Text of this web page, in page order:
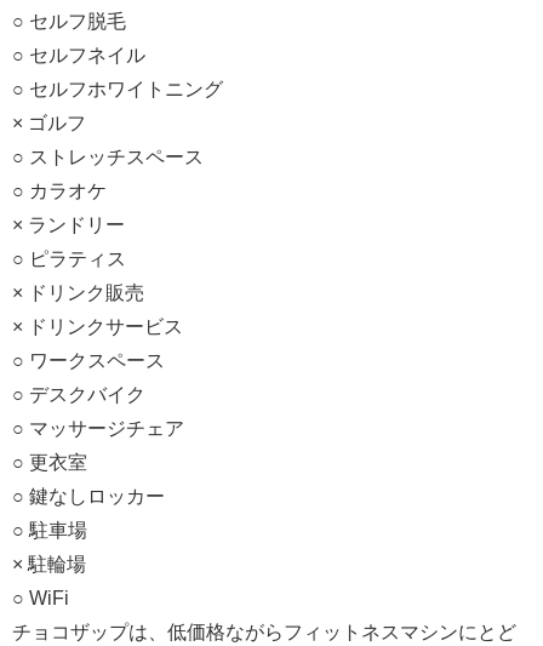
○ セルフ脱毛
○ セルフネイル
○ セルフホワイトニング
× ゴルフ
○ ストレッチスペース
○ カラオケ
× ランドリー
○ ピラティス
× ドリンク販売
× ドリンクサービス
○ ワークスペース
○ デスクバイク
○ マッサージチェア
○ 更衣室
○ 鍵なしロッカー
○ 駐車場
× 駐輪場
○ WiFi
チョコザップは、低価格ながらフィットネスマシンにとど